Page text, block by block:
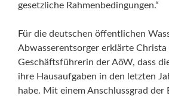
gesetzliche Rahmenbedingungen.“
Für die deutschen öffentlichen
Abwasserentsorger erklärte Christa
Geschäftsführerin der AöW, dass
ihre Hausaufgaben in den letzten
habe. Mit einem Anschlussgrad der